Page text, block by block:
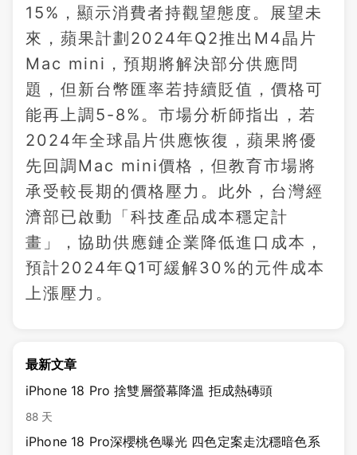
15%，顯示消費者持觀望態度。展望未
來，蘋果計劃2024年Q2推出M4晶片
Mac mini，預期將解決部分供應問
題，但新台幣匯率若持續貶值，價格可
能再上調5-8%。市場分析師指出，若
2024年全球晶片供應恢復，蘋果將優
先回調Mac mini價格，但教育市場將
承受較長期的價格壓力。此外，台灣經
濟部已啟動「科技產品成本穩定計
畫」，協助供應鏈企業降低進口成本，
預計2024年Q1可緩解30%的元件成本
上漲壓力。
最新文章
iPhone 18 Pro 捨雙層螢幕降溫 拒成熱磚頭
88 天
iPhone 18 Pro深櫻桃色曝光 四色定案走沈穩暗色系